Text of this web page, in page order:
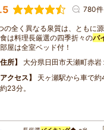
780件
の全く異なる泉質は、ともに
は料理長厳選の四季折々のバ
屋は全室ベッド付！
住所
大分県日田市天瀬町赤岩
アクセス
天ヶ瀬駅から車で
23分。